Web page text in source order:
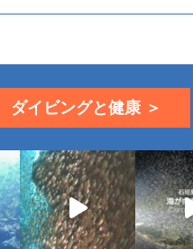
ダイビングと健康 ＞